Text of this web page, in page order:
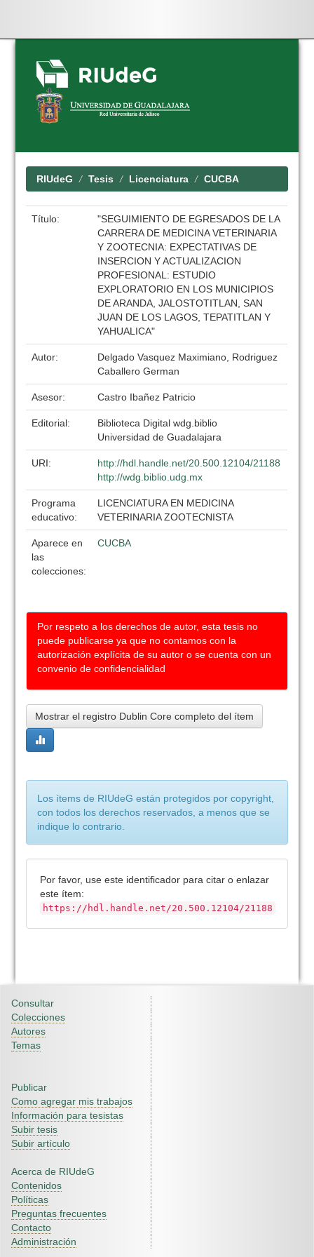
Skip
navigation
RIUdeG Tesis Licenciatura CUCBA
Título:
"SEGUIMIENTO DE EGRESADOS DE LA
CARRERA DE MEDICINA VETERINARIA
Y ZOOTECNIA: EXPECTATIVAS DE
INSERCION Y ACTUALIZACION
PROFESIONAL: ESTUDIO
EXPLORATORIO EN LOS MUNICIPIOS
DE ARANDA, JALOSTOTITLAN, SAN
JUAN DE LOS LAGOS, TEPATITLAN Y
YAHUALICA"
Autor:
Delgado Vasquez Maximiano, Rodriguez
Caballero German
Asesor: Castro Ibañez Patricio
Editorial:
Biblioteca Digital wdg.biblio
Universidad de Guadalajara
URI:
http://hdl.handle.net/20.500.12104/21188
http://wdg.biblio.udg.mx
Programa
educativo:
LICENCIATURA EN MEDICINA
VETERINARIA ZOOTECNISTA
Aparece en
las
colecciones:
CUCBA
Por respeto a los derechos de autor, esta tesis no
puede publicarse ya que no contamos con la
autorización explícita de su autor o se cuenta con un
convenio de confidencialidad
Mostrar el registro Dublin Core completo del ítem
Los ítems de RIUdeG están protegidos por copyright,
con todos los derechos reservados, a menos que se
indique lo contrario.
Por favor, use este identificador para citar o enlazar
este ítem:
https://hdl.handle.net/20.500.12104/21188
Consultar
Colecciones
Autores
Temas
Publicar
Como agregar mis trabajos
Información para tesistas
Subir tesis
Subir artículo
Acerca de RIUdeG
Contenidos
Políticas
Preguntas frecuentes
Contacto
Administración